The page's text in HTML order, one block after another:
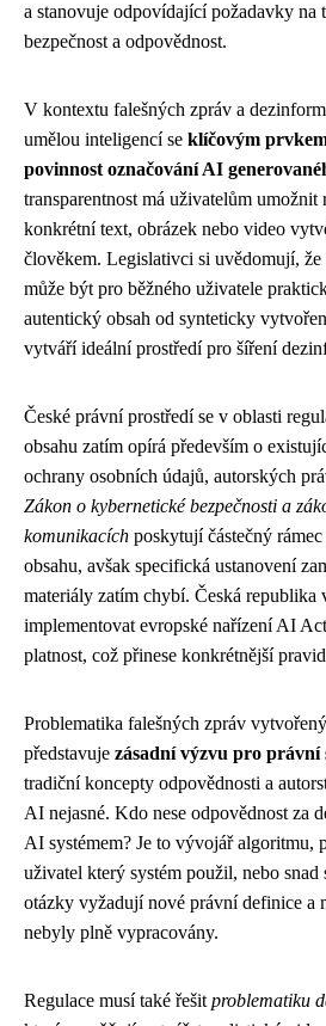
a stanovuje odpovídající požadavky na
bezpečnost a odpovědnost.
V kontextu falešných zpráv a
umělou inteligencí se klíčovým
povinnost označování AI
transparentnost má uživatelům umožnit
konkrétní text, obrázek nebo video
člověkem. Legislativci si uvědomují, že
může být pro běžného uživatele
autentický obsah od synteticky
vytváří ideální prostředí pro šíření
České právní prostředí se v oblasti
obsahu zatím opírá především o
ochrany osobních údajů, autorských
Zákon o kybernetické bezpečnosti a
komunikacích poskytují částečný
obsahu, avšak specifická ustanovení
materiály zatím chybí. Česká republika
implementovat evropské nařízení AI
platnost, což přinese konkrétnější
Problematika falešných zpráv
představuje zásadní výzvu pro právní
tradiční koncepty odpovědnosti a
AI nejasné. Kdo nese odpovědnost za
AI systémem? Je to vývojář algoritmu,
uživatel který systém použil, nebo snad
otázky vyžadují nové právní definice a
nebyly plně vypracovány.
Regulace musí také řešit problematiku